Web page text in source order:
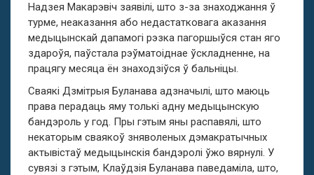
Надзея Макарэвіч заявілі, што з-за знаходжання ў
турме, неаказання або недастатковага аказання
медыцынскай дапамогі рэзка пагоршыўся стан яго
здароўя, паўстала рэўматоіднае ўскладненне, на
працягу месяца ён знаходзіўся ў бальніцы.
Сваякі Дзмітрыя Буланава адзначылі, што маюць
права перадаць яму толькі адну медыцынскую
бандэроль у год. Пры гэтым яны распавялі, што
некаторым сваякоў зняволеных дэмакратычных
актывістаў медыцынскія бандэролі ўжо вярнулі. У
сувязі з гэтым, Клаўдзія Буланава паведаміла, што,